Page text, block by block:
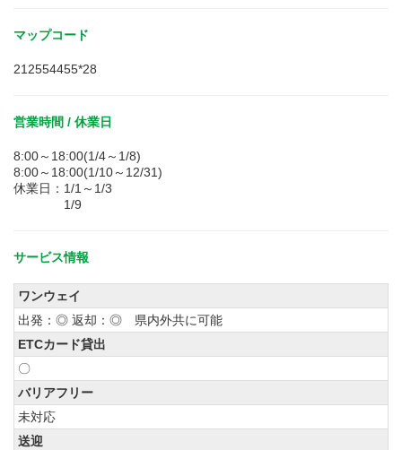
マップコード
212554455*28
営業時間 / 休業日
8:00～18:00(1/4～1/8)
8:00～18:00(1/10～12/31)
休業日：1/1～1/3
1/9
サービス情報
ワンウェイ
出発：◎ 返却：◎ 県内外共に可能
ETCカード貸出
〇
バリアフリー
未対応
送迎